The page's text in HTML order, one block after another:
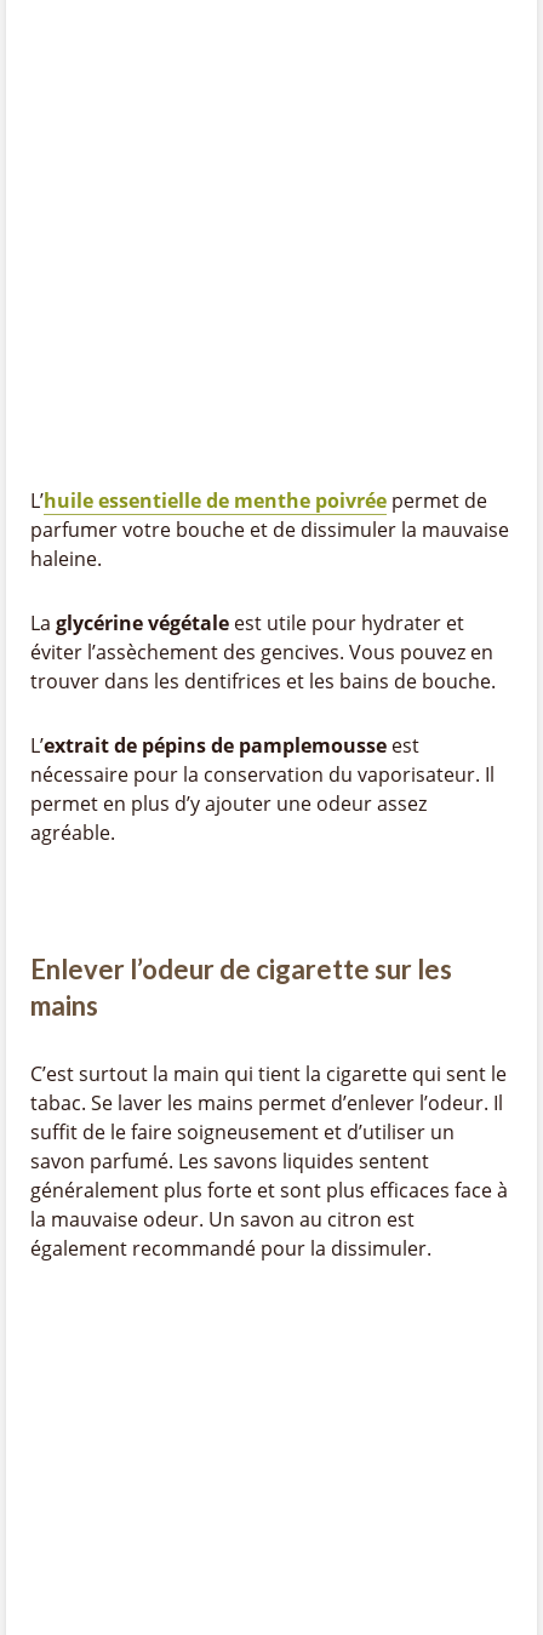
L’huile essentielle de menthe poivrée permet de
parfumer votre bouche et de dissimuler la mauvaise
haleine.
La glycérine végétale est utile pour hydrater et
éviter l’assèchement des gencives. Vous pouvez en
trouver dans les dentifrices et les bains de bouche.
L’extrait de pépins de pamplemousse est
nécessaire pour la conservation du vaporisateur. Il
permet en plus d’y ajouter une odeur assez
agréable.
Enlever l’odeur de cigarette sur les
mains
C’est surtout la main qui tient la cigarette qui sent le
tabac. Se laver les mains permet d’enlever l’odeur. Il
suffit de le faire soigneusement et d’utiliser un
savon parfumé. Les savons liquides sentent
généralement plus forte et sont plus efficaces face à
la mauvaise odeur. Un savon au citron est
également recommandé pour la dissimuler.